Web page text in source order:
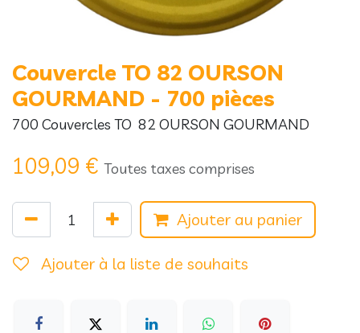
Couvercle TO 82 OURSON
GOURMAND - 700 pièces
700 Couvercles TO 82 OURSON GOURMAND
109,09 € Toutes taxes comprises
Ajouter au panier
Ajouter à la liste de souhaits